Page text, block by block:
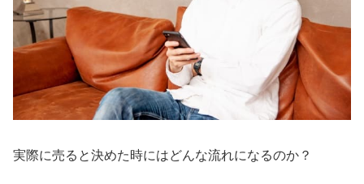
実際に売ると決めた時にはどんな流れになるのか？